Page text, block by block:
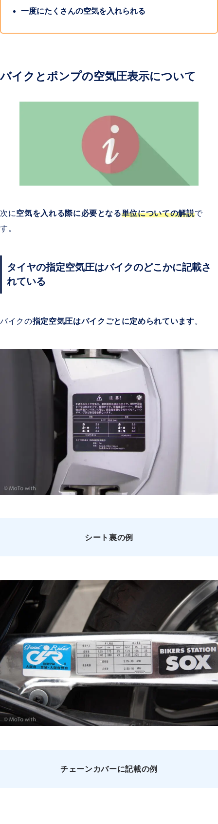
一度にたくさんの空気を入れられる
バイクとポンプの空気圧表示について
次に空気を入れる際に必要となる単位についての解説で
す。
タイヤの指定空気圧はバイクのどこかに記載さ
れている
バイクの指定空気圧はバイクごとに定められています。
シート裏の例
チェーンカバーに記載の例